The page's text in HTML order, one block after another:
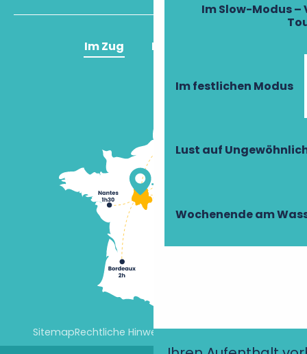
Im Slow-Modus
Im festlichen Modus
Lust auf
Wochenende am
Im Zug Im Flugzeug
SitemapRechtliche HinweiseCookie-Einstellungen